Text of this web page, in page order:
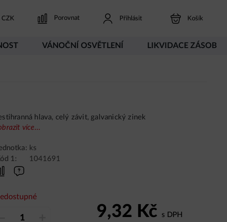
CZK Porovnat Přihlásit Košík
VÁNOČNÍ OSVĚTLENÍ LIKVIDACE ZÁSOB
hlava, celý závit, galvanický zinek
více...
ks
1:
1041691
9,32 Kč s DPH